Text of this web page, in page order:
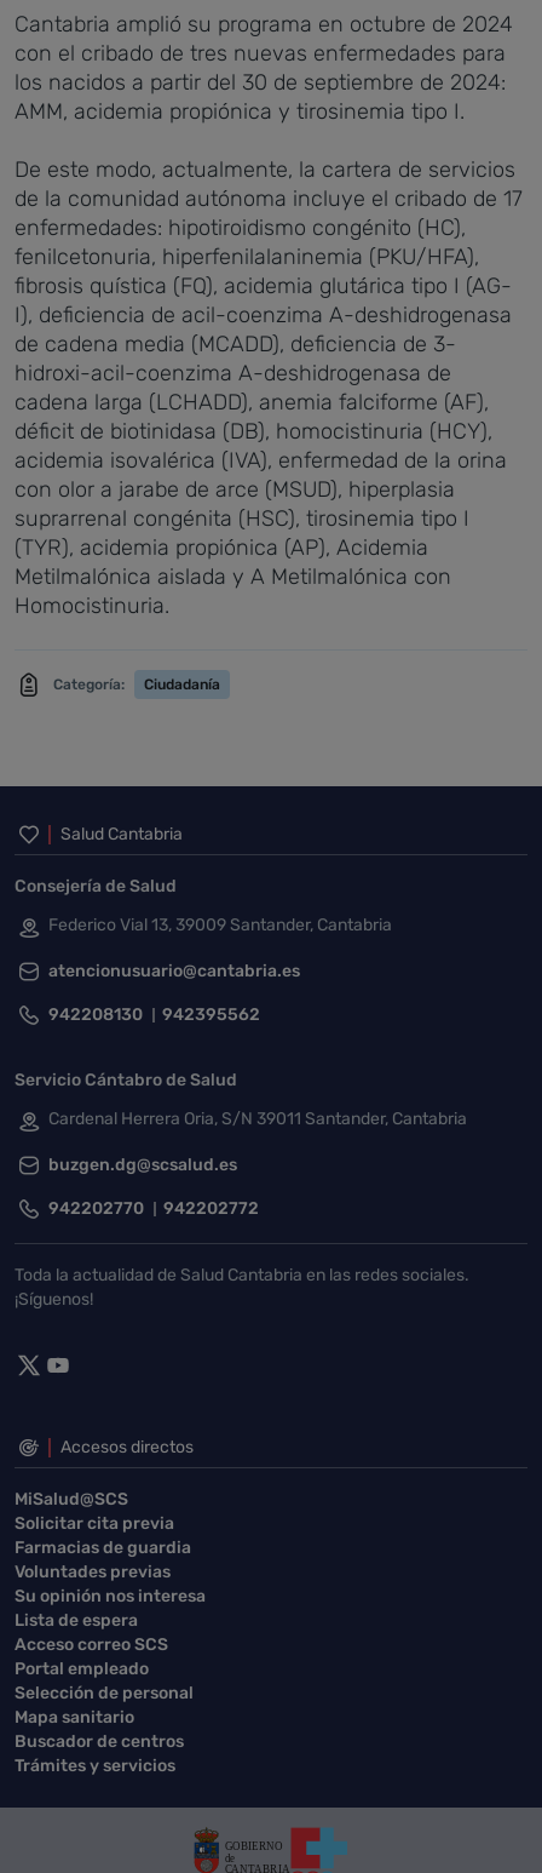
Cantabria amplió su programa en octubre de 2024
con el cribado de tres nuevas enfermedades para
los nacidos a partir del 30 de septiembre de 2024:
AMM, acidemia propiónica y tirosinemia tipo I.
De este modo, actualmente, la cartera de servicios
de la comunidad autónoma incluye el cribado de 17
enfermedades: hipotiroidismo congénito (HC),
fenilcetonuria, hiperfenilalaninemia (PKU/HFA),
fibrosis quística (FQ), acidemia glutárica tipo I (AG-
I), deficiencia de acil-coenzima A-deshidrogenasa
de cadena media (MCADD), deficiencia de 3-
hidroxi-acil-coenzima A-deshidrogenasa de
cadena larga (LCHADD), anemia falciforme (AF),
déficit de biotinidasa (DB), homocistinuria (HCY),
acidemia isovalérica (IVA), enfermedad de la orina
con olor a jarabe de arce (MSUD), hiperplasia
suprarrenal congénita (HSC), tirosinemia tipo I
(TYR), acidemia propiónica (AP), Acidemia
Metilmalónica aislada y A Metilmalónica con
Homocistinuria.
Categoría: Ciudadanía
Inicio del pie de página
Salud Cantabria
Consejería de Salud
Federico Vial 13, 39009 Santander, Cantabria
atencionusuario@cantabria.es
942208130 942395562
Servicio Cántabro de Salud
Cardenal Herrera Oria, S/N 39011 Santander, Cantabria
buzgen.dg@scsalud.es
942202770 942202772
Toda la actualidad de Salud Cantabria en las redes sociales.
¡Síguenos!
Accesos directos
MiSalud@SCS
Solicitar cita previa
Farmacias de guardia
Voluntades previas
Su opinión nos interesa
Lista de espera
Acceso correo SCS
Portal empleado
Selección de personal
Mapa sanitario
Buscador de centros
Trámites y servicios